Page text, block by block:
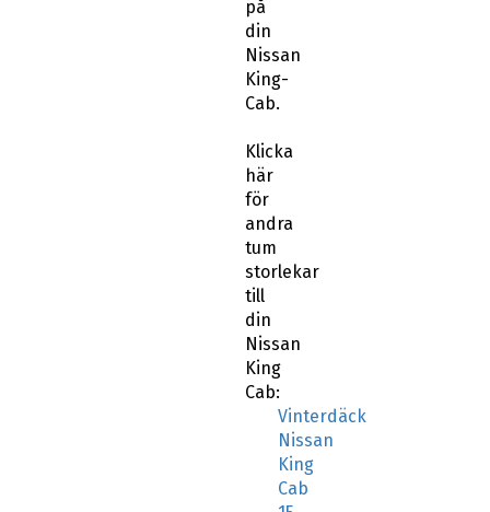
på
din
Nissan
King-
Cab.
Klicka
här
för
andra
tum
storlekar
till
din
Nissan
King
Cab:
Vinterdäck
Nissan
King
Cab